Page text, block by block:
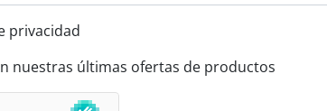
privacidad
nuestras últimas ofertas de productos